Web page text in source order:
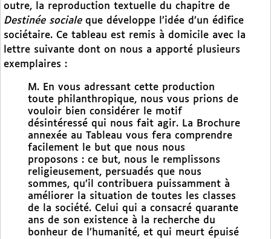
outre, la reproduction textuelle du chapitre de
Destinée socialeque développe l’idée d’un édifice
sociétaire. Ce tableau est remis à domicile avec la
lettre suivante dont on nous a apporté plusieurs
exemplaires :
M. En vous adressant cette production
toute philanthropique, nous vous prions de
vouloir bien considérer le motif
désintéressé qui nous fait agir. La Brochure
annexée au Tableau vous fera comprendre
facilement le but que nous nous
proposons : ce but, nous le remplissons
religieusement, persuadés que nous
sommes, qu’il contribuera puissamment à
améliorer la situation de toutes les classes
de la société. Celui qui a consacré quarante
ans de son existence à la recherche du
bonheur de l’humanité, et qui meurt épuisé